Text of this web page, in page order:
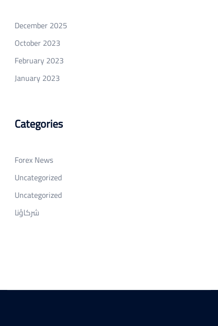
December 2025
October 2023
February 2023
January 2023
Categories
Forex News
Uncategorized
Uncategorized
شركاؤنا